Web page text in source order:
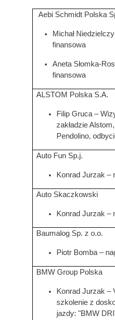
Aebi Schmidt Polska
Michał
finansowa
Aneta Słomka-
finansowa
ALSTOM Polska S.A.
Filip Gruca –
zakładzie
Pendolino,
Auto Fun Sp.j.
Konrad Jurzak –
Auto Skaczkowski
Konrad Jurzak –
Baumalog Sp. z o.o.
Piotr Bomba –
BMW Group Polska
Konrad Jurzak –
szkolenie z
jazdy: "BMW